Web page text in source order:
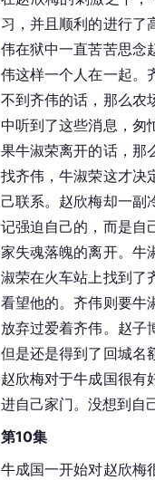
习，并且顺利的进行了
伟在狱中一直苦苦思念
伟这样一个人在一起。
不到齐伟的话，那么农
中听到了这些消息，匆
果牛淑荣离开的话，那
找齐伟，牛淑荣这才决
己联系。赵欣梅却一副
记强迫自己的，而是自
家失魂落魄的离开。牛
淑荣在火车站上找到了
看望他的。齐伟则要牛
放弃过爱着齐伟。赵子
但是还是得到了回城名
赵欣梅对于牛成国很有
进自己家门。没想到自
第10集
牛成国一开始对赵欣梅